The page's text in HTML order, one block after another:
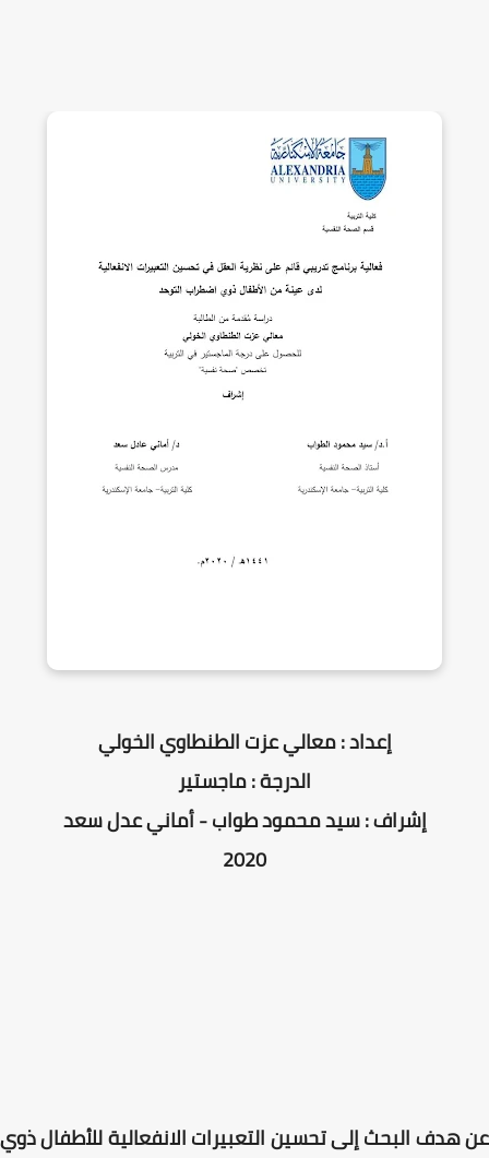
إعداد : معالي عزت الطنطاوي الخولي
الدرجة : ماجستير
إشراف : سيد محمود طواب - أماني عدل سعد
2020
عن هدف البحث إلى تحسين التعبيرات الانفعالية للأطفال ذوي